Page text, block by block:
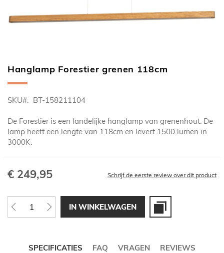
Ga
naar
begin
de
afbeeldingen-
gallerij
Hanglamp Forestier grenen 118cm
SKU BT-158211104
De Forestier is een landelijke hanglamp van grenenhout. De
lamp heeft een lengte van 118cm en levert 1500 lumen in
3000K.
€ 249,95 Schrijf de eerste review over dit product
IN WINKELWAGEN
SPECIFICATIES FAQ VRAGEN REVIEWS